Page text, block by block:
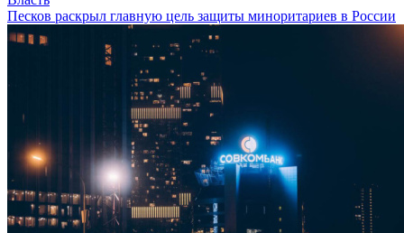
Песков раскрыл главную цель защиты миноритариев в России